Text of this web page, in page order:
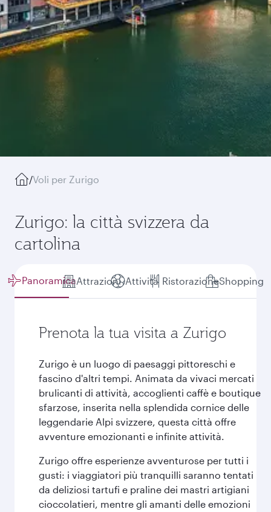
/Voli per Zurigo
Zurigo: la città svizzera da
cartolina
PanoramicaAttrazioni Attività RistorazioneShopping
Prenota la tua visita a Zurigo
Zurigo è un luogo di paesaggi pittoreschi e
fascino d'altri tempi. Animata da vivaci mercati
brulicanti di attività, accoglienti caffè e boutique
sfarzose, inserita nella splendida cornice delle
leggendarie Alpi svizzere, questa città offre
avventure emozionanti e infinite attività.
Zurigo offre esperienze avventurose per tutti i
gusti: i viaggiatori più tranquilli saranno tentati
da deliziosi tartufi e praline dei mastri artigiani
cioccolatieri, mentre gli amanti delle emozioni